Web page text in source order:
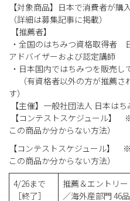
【対象商品】日本で消費者が購
（詳細は募集記事に掲載）
【推薦者】
・全国のはちみつ資格取得者
アドバイザーおよび認定講師
・日本国内ではちみつを販売し
（有資格者以外の方が推薦さ
す）
【主催】一般社団法人 日本は
【コンテストスケジュール】
この商品か分からない方法）
【コンテストスケジュール】
この商品か分からない方法）
4/26まで
［終了］
推薦＆エントリ
／海外産部門 46